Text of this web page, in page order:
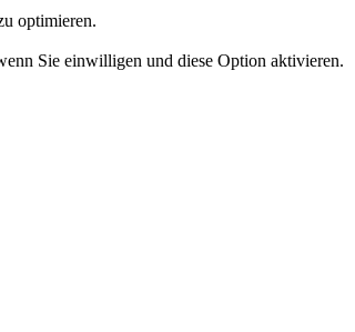
optimieren.
Sie einwilligen und diese Option aktivieren.